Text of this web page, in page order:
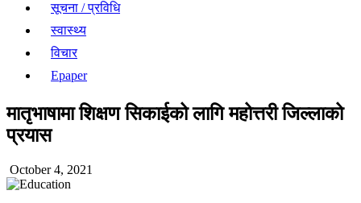
सूचना / प्रविधि
स्वास्थ्य
विचार
Epaper
मातृभाषामा शिक्षण सिकाईको लागि महोत्तरी जिल्लाको
प्रयास
October 4, 2021